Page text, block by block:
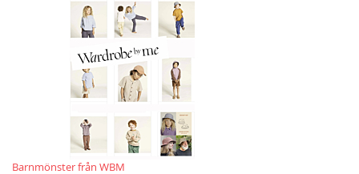
Barnmönster från WBM